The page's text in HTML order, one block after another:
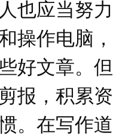
也应当努
操作电脑
好文章。
报，积累
。在写作